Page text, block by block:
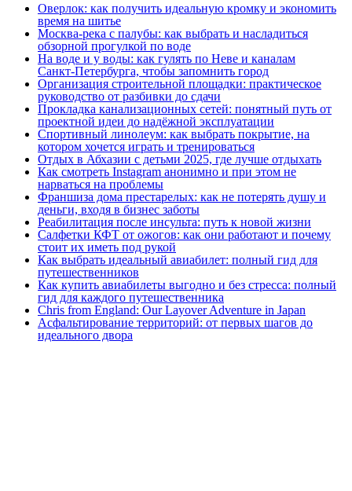
Оверлок: как получить идеальную кромку и экономить
время на шитье
Москва‑река с палубы: как выбрать и насладиться
обзорной прогулкой по воде
На воде и у воды: как гулять по Неве и каналам
Санкт‑Петербурга, чтобы запомнить город
Организация строительной площадки: практическое
руководство от разбивки до сдачи
Прокладка канализационных сетей: понятный путь от
проектной идеи до надёжной эксплуатации
Спортивный линолеум: как выбрать покрытие, на
котором хочется играть и тренироваться
Отдых в Абхазии с детьми 2025, где лучше отдыхать
Как смотреть Instagram анонимно и при этом не
нарваться на проблемы
Франшиза дома престарелых: как не потерять душу и
деньги, входя в бизнес заботы
Реабилитация после инсульта: путь к новой жизни
Салфетки КФТ от ожогов: как они работают и почему
стоит их иметь под рукой
Как выбрать идеальный авиабилет: полный гид для
путешественников
Как купить авиабилеты выгодно и без стресса: полный
гид для каждого путешественника
Chris from England: Our Layover Adventure in Japan
Асфальтирование территорий: от первых шагов до
идеального двора